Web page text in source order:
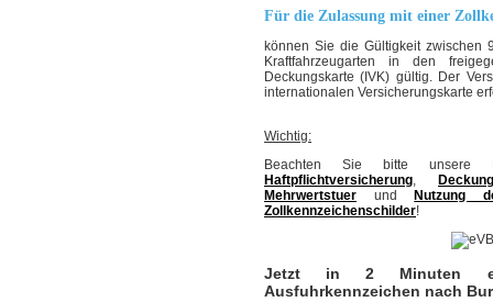
Für die Zulassung mit einer
können Sie die Gültigkeit
Kraftfahrzeugarten in den
Deckungskarte (IVK) gültig. Der
internationalen Versicherungskarte
Wichtig:
Beachten Sie bitte unsere
Haftpflichtversicherung,
Mehrwertstuer und
Nutzung
Zollkennzeichenschilder!
Jetzt in 2 Minuten
Ausfuhrkennzeichen nach